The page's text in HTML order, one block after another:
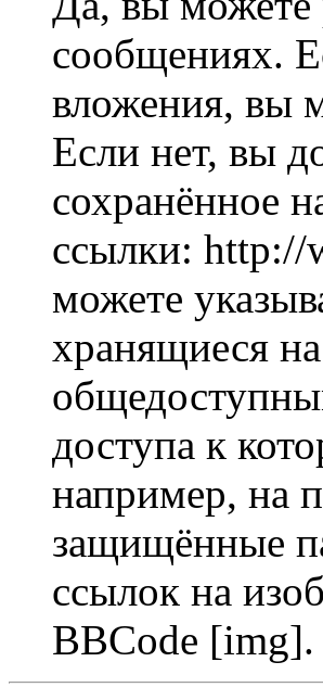
сообщениях.
вложения, вы
Если нет, вы
сохранённое
ссылки:
можете
хранящиеся
доступа к
например, на
защищённые
ссылок на
BBCode [img].